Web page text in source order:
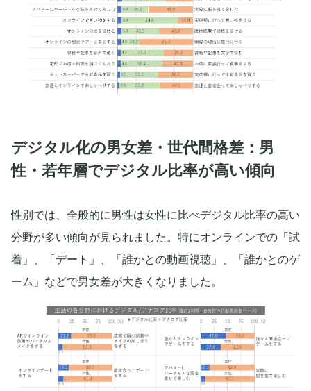
デジタル化の男女差・世代間格差：男
性・若年層でデジタル比率が高い傾向
性別では、全般的に男性は女性に比べデジタル比率の高い
分野が多い傾向が見られました。特にオンラインでの「試
着」、「デート」、「誰かとの動画視聴」、「誰かとのゲ
ーム」などで男女差が大きくなりました。